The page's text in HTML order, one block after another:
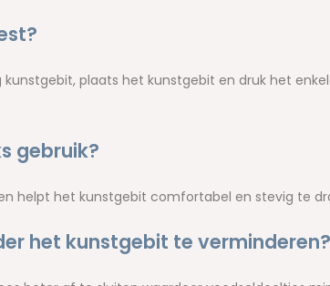
plaats het kunstgebit en druk het
gebruik?
helpt het kunstgebit comfortabel en stevig te
het kunstgebit te verminderen?